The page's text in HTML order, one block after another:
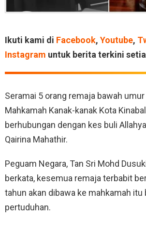
Ikuti kami di Facebook, Youtube,
Instagram untuk berita terkini
Seramai 5 orang remaja bawah
Mahkamah Kanak-kanak Kota
berhubungan dengan kes buli
Qairina Mahathir.
Peguam Negara, Tan Sri Mohd
berkata, kesemua remaja terbabit
tahun akan dibawa ke mahkamah itu
pertuduhan.